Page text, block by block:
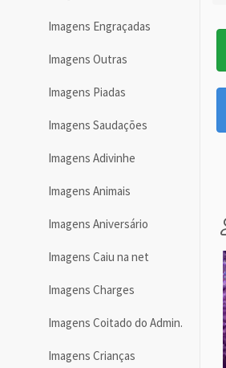
Imagens Engraçadas
Imagens Outras
Imagens Piadas
Imagens Saudações
Imagens Adivinhe
Imagens Animais
Imagens Aniversário
Imagens Caiu na net
Imagens Charges
Imagens Coitado do Admin.
Imagens Crianças